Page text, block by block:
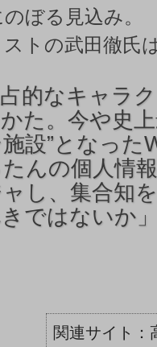
ぼる見込み。
トの武田徹氏
的なキャラ
た。今や史
設”となった
んの個人情
し、集合知
ではないか